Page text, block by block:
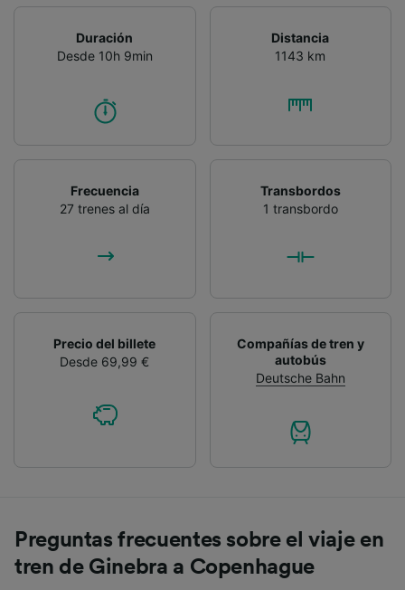
Duración
Desde 10h 9min
Distancia
1143 km
Frecuencia
27 trenes al día
Transbordos
1 transbordo
Precio del billete
Desde 69,99 €
Compañías de tren y
autobús
Deutsche Bahn
Preguntas frecuentes sobre el viaje en
tren de Ginebra a Copenhague